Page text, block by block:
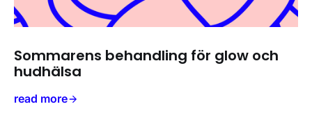
Sommarens behandling för glow och
hudhälsa
read more